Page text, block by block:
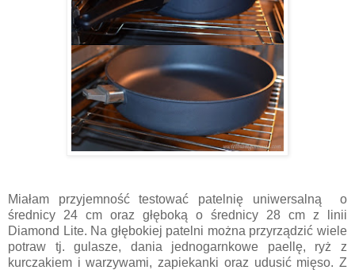
Miałam przyjemność testować patelnię uniwersalną o
średnicy 24 cm oraz głęboką o średnicy 28 cm z linii
Diamond Lite. Na głębokiej patelni można przyrządzić wiele
potraw tj. gulasze, dania jednogarnkowe paellę, ryż z
kurczakiem i warzywami, zapiekanki oraz udusić mięso. Z